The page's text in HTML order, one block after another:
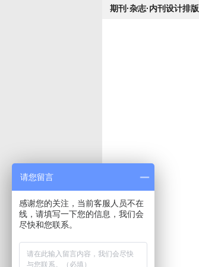
期刊·杂志·内刊设计排版
请您留言
感谢您的关注，当前客服人员不在
线，请填写一下您的信息，我们会
尽快和您联系。